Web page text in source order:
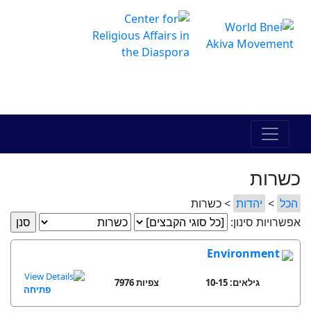
כשרות
הכל > יהדות > כשרות
אפשרויות סינון:
Environment
גילאים: 10-15 7976 צפיות
פתיחה